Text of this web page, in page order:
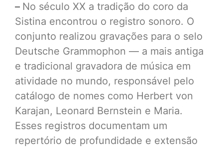
– No século XX a tradição do coro da
Sistina encontrou o registro sonoro. O
conjunto realizou gravações para o selo
Deutsche Grammophon — a mais antiga
e tradicional gravadora de música em
atividade no mundo, responsável pelo
catálogo de nomes como Herbert von
Karajan, Leonard Bernstein e Maria.
Esses registros documentam um
repertório de profundidade e extensão